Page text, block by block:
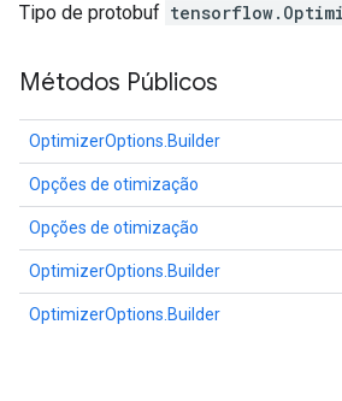
Tipo de protobuf
Métodos Públicos
OptimizerOptions.Builder
Opções de otimização
Opções de otimização
OptimizerOptions.Builder
OptimizerOptions.Builder